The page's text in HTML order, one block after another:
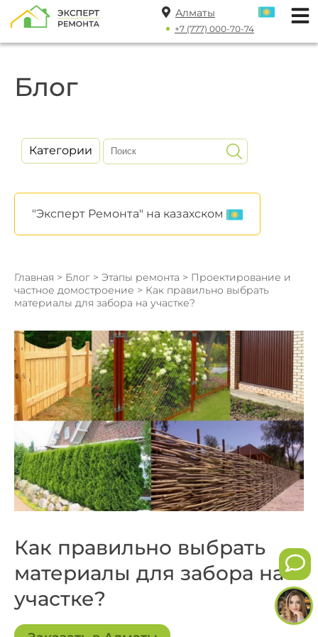
Алматы
+7 (777) 000-70-74
Блог
Категории
"Эксперт Ремонта" на казахском
Главная > Блог > Этапы ремонта > Проектирование и
частное домостроение > Как правильно выбрать
материалы для забора на участке?
Как правильно выбрать
материалы для забора на
участке?